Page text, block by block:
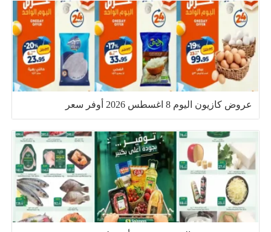
عروض كازيون اليوم 8 اغسطس 2026 أوفر سعر